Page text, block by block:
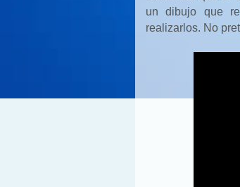
un dibujo que
realizarlos. No